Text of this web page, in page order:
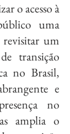
o acesso à
uma
um
transição
no Brasil,
e
no
amplia o